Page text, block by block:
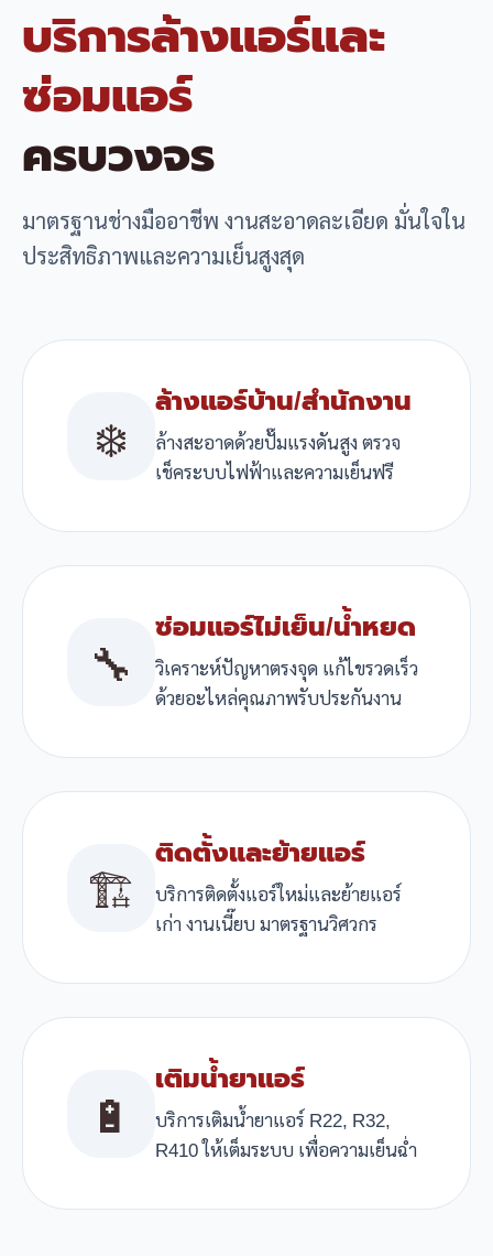
บริการล้างแอร์และ
ซ่อมแอร์
ครบวงจร
มาตรฐานช่างมืออาชีพ งานสะอาดละเอียด มั่นใจใน
ประสิทธิภาพและความเย็นสูงสุด
❄️
ล้างแอร์บ้าน/สำนักงาน
ล้างสะอาดด้วยปั๊มแรงดันสูง ตรวจ
เช็คระบบไฟฟ้าและความเย็นฟรี
🔧
ซ่อมแอร์ไม่เย็น/น้ำหยด
วิเคราะห์ปัญหาตรงจุด แก้ไขรวดเร็ว
ด้วยอะไหล่คุณภาพรับประกันงาน
🏗️
ติดตั้งและย้ายแอร์
บริการติดตั้งแอร์ใหม่และย้ายแอร์
เก่า งานเนี๊ยบ มาตรฐานวิศวกร
🔋
เติมน้ำยาแอร์
บริการเติมน้ำยาแอร์ R22, R32,
R410 ให้เต็มระบบ เพื่อความเย็นฉ่ำ